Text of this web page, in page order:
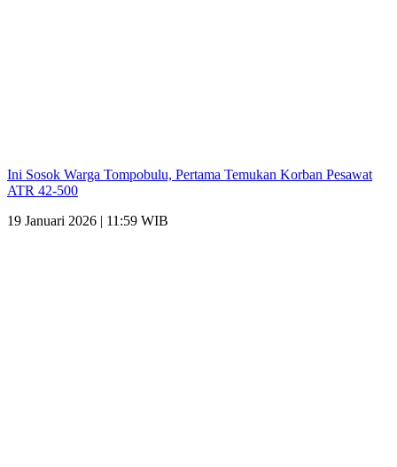
Ini Sosok Warga Tompobulu, Pertama Temukan Korban Pesawat
ATR 42-500
19 Januari 2026 | 11:59 WIB